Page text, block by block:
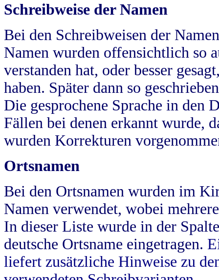
Schreibweise der Namen
Bei den Schreibweisen der
Namen wurden offensichtlich so
verstanden hat, oder besser
haben. Später dann so
Die gesprochene Sprache in
Fällen bei denen erkannt wurde,
wurden Korrekturen
Ortsnamen
Bei den Ortsnamen wurden im
Namen verwendet, wobei
In dieser Liste wurde in der
deutsche Ortsname eingetragen.
liefert zusätzliche Hinweise zu